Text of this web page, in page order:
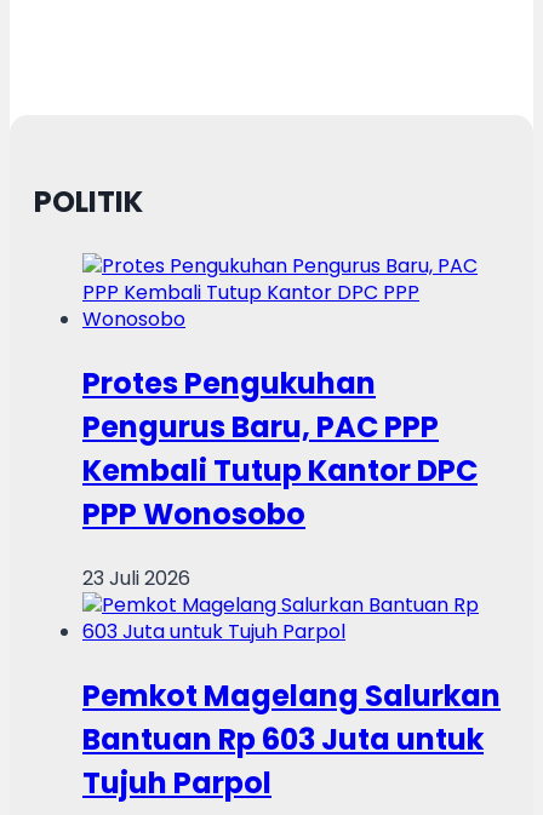
POLITIK
Protes Pengukuhan
Pengurus Baru, PAC PPP
Kembali Tutup Kantor DPC
PPP Wonosobo
23 Juli 2026
Pemkot Magelang Salurkan
Bantuan Rp 603 Juta untuk
Tujuh Parpol